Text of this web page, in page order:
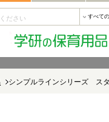
シンプルラインシリーズ ス